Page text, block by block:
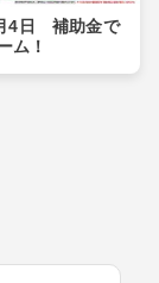
4日 補助金で
ム！